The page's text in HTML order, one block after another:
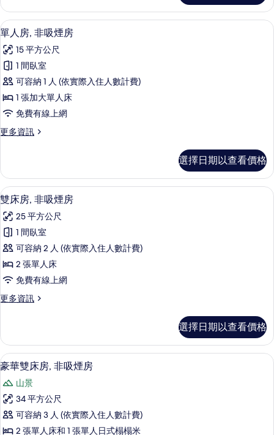
的
所
有
相
片
Standard
Twin
Room
Smoking
的
詳
顯
示
單
人
房,
非
吸
煙
的
所
有
相
片
羽絨被、客房內保險箱、書桌、筆電
9
單人房, 非吸煙房
15 平方公尺
1 間臥室
可容納 1 人 (依實際入住人數計費)
1 張加大單人床
免費有線上網
更多資訊
更
房,
非
吸
房
的
情
選擇日期以查看價格
顯
示
雙
床
房,
非
吸
煙
的
所
有
相
片
羽絨被、客房內保險箱、書桌、筆電
6
雙床房, 非吸煙房
25 平方公尺
1 間臥室
可容納 2 人 (依實際入住人數計費)
2 張單人床
免費有線上網
更多資訊
更
房,
非
吸
房
的
情
選擇日期以查看價格
顯
示
豪
華
雙
羽絨被、客房內保險箱、書桌、筆電
11
豪華雙床房, 非吸煙房
山景
34 平方公尺
可容納 3 人 (依實際入住人數計費)
2 張單人床和 1 張單人日式榻榻米